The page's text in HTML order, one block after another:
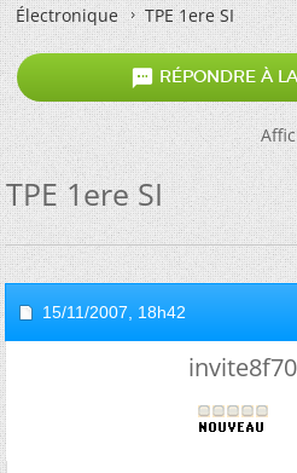
Électronique
TPE 1ere SI
 RÉPONDRE À
TPE 1ere SI
15/11/2007, 18h42